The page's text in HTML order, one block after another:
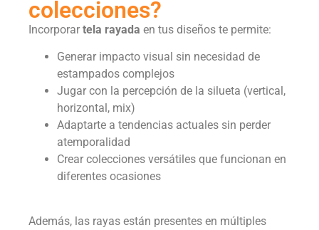
colecciones?
Incorporar tela rayada en tus diseños te permite:
Generar impacto visual sin necesidad de
estampados complejos
Jugar con la percepción de la silueta (vertical,
horizontal, mix)
Adaptarte a tendencias actuales sin perder
atemporalidad
Crear colecciones versátiles que funcionan en
diferentes ocasiones
Además, las rayas están presentes en múltiples